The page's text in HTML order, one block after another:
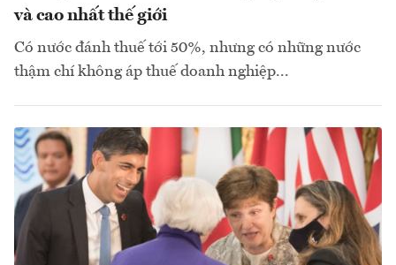
và cao nhất thế giới
Có nước đánh thuế tới 50%, nhưng có những nước
thậm chí không áp thuế doanh nghiệp...